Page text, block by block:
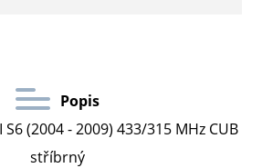
Popis
(2004 - 2009) 433/315 MHz CUB
stříbrný